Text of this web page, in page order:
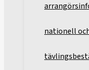
nationell